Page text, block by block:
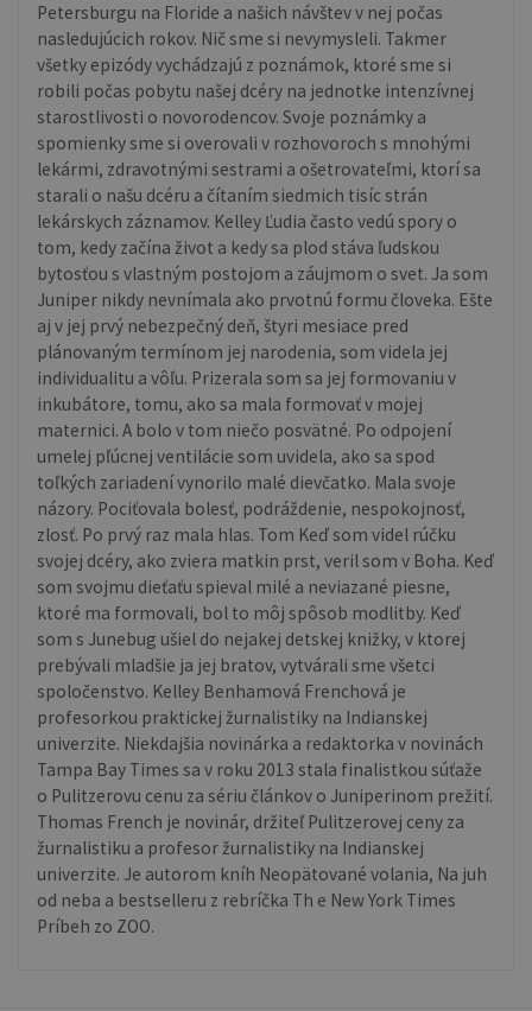
Petersburgu na Floride a našich návštev v nej počas
nasledujúcich rokov. Nič sme si nevymysleli. Takmer
všetky epizódy vychádzajú z poznámok, ktoré sme si
robili počas pobytu našej dcéry na jednotke intenzívnej
starostlivosti o novorodencov. Svoje poznámky a
spomienky sme si overovali v rozhovoroch s mnohými
lekármi, zdravotnými sestrami a ošetrovateľmi, ktorí sa
starali o našu dcéru a čítaním siedmich tisíc strán
lekárskych záznamov. Kelley Ľudia často vedú spory o
tom, kedy začína život a kedy sa plod stáva ľudskou
bytosťou s vlastným postojom a záujmom o svet. Ja som
Juniper nikdy nevnímala ako prvotnú formu človeka. Ešte
aj v jej prvý nebezpečný deň, štyri mesiace pred
plánovaným termínom jej narodenia, som videla jej
individualitu a vôľu. Prizerala som sa jej formovaniu v
inkubátore, tomu, ako sa mala formovať v mojej
maternici. A bolo v tom niečo posvätné. Po odpojení
umelej pľúcnej ventilácie som uvidela, ako sa spod
toľkých zariadení vynorilo malé dievčatko. Mala svoje
názory. Pociťovala bolesť, podráždenie, nespokojnosť,
zlosť. Po prvý raz mala hlas. Tom Keď som videl rúčku
svojej dcéry, ako zviera matkin prst, veril som v Boha. Keď
som svojmu dieťaťu spieval milé a neviazané piesne,
ktoré ma formovali, bol to môj spôsob modlitby. Keď
som s Junebug ušiel do nejakej detskej knižky, v ktorej
prebývali mladšie ja jej bratov, vytvárali sme všetci
spoločenstvo. Kelley Benhamová Frenchová je
profesorkou praktickej žurnalistiky na Indianskej
univerzite. Niekdajšia novinárka a redaktorka v novinách
Tampa Bay Times sa v roku 2013 stala finalistkou súťaže
o Pulitzerovu cenu za sériu článkov o Juniperinom prežití.
Thomas French je novinár, držiteľ Pulitzerovej ceny za
žurnalistiku a profesor žurnalistiky na Indianskej
univerzite. Je autorom kníh Neopätované volania, Na juh
od neba a bestselleru z rebríčka Th e New York Times
Príbeh zo ZOO.